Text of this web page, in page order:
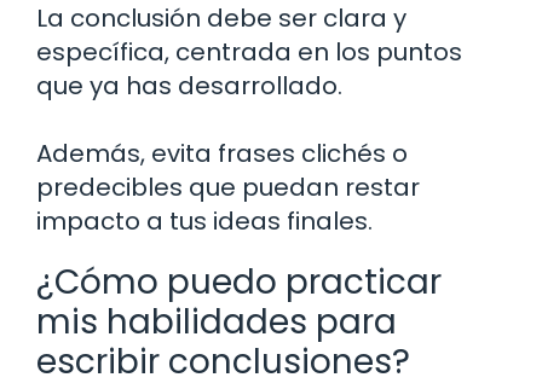
La conclusión debe ser clara y
específica, centrada en los puntos
que ya has desarrollado.
Además, evita frases clichés o
predecibles que puedan restar
impacto a tus ideas finales.
¿Cómo puedo practicar
mis habilidades para
escribir conclusiones?